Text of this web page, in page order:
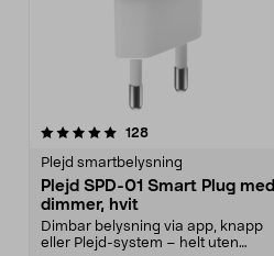
128anmeldelser
Plejd smartbelysning
Plejd SPD-01 Smart Plug med
dimmer, hvit
Dimbar belysning via app, knapp
eller Plejd-system – helt uten
5.0 av 5 stjerner